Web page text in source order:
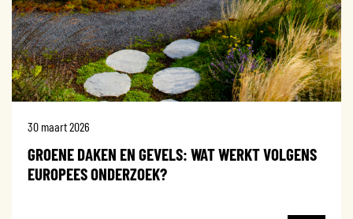
30 maart 2026
GROENE DAKEN EN GEVELS: WAT WERKT VOLGENS
EUROPEES ONDERZOEK?